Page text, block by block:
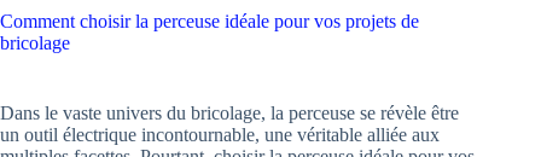
Comment choisir la perceuse idéale pour vos projets de
bricolage
Dans le vaste univers du bricolage, la perceuse se révèle être
un outil électrique incontournable, une véritable alliée aux